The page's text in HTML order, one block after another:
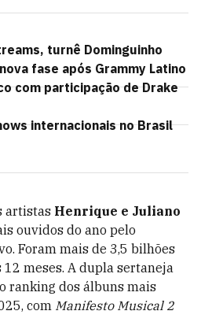
turnê Dominguinho
fase após Grammy Latino
com participação de Drake
internacionais no Brasil
artistas Henrique e Juliano
ouvidos do ano pelo
Foram mais de 3,5 bilhões
meses. A dupla sertaneja
ranking dos álbuns mais
com Manifesto Musical 2